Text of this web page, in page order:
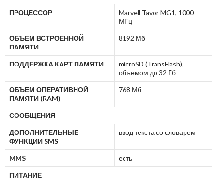
ПРОЦЕССОР
Marvell Tavor MG1, 1000
МГц
ОБЪЕМ ВСТРОЕННОЙ
ПАМЯТИ
8192 Мб
ПОДДЕРЖКА КАРТ ПАМЯТИ
microSD (TransFlash),
объемом до 32 Гб
ОБЪЕМ ОПЕРАТИВНОЙ
ПАМЯТИ (RAM)
768 Мб
СООБЩЕНИЯ
ДОПОЛНИТЕЛЬНЫЕ
ФУНКЦИИ SMS
ввод текста со словарем
MMS есть
ПИТАНИЕ